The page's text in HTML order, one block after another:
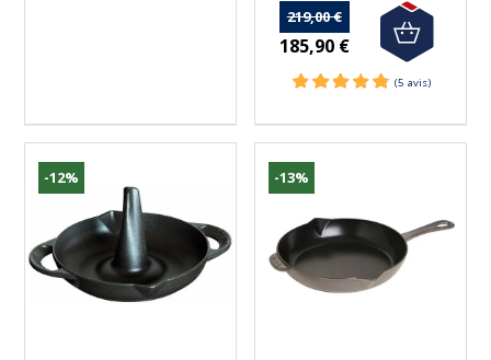
219,00 €
185,90 €
-12% -13%